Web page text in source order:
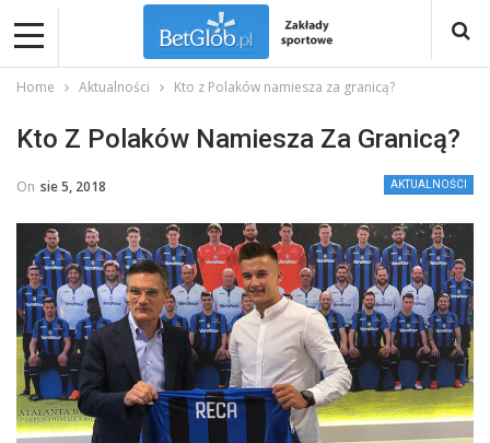
Home Aktualności Kto z Polaków namiesza za granicą?
Kto Z Polaków Namiesza Za Granicą?
AKTUALNOŚCI
On sie 5, 2018